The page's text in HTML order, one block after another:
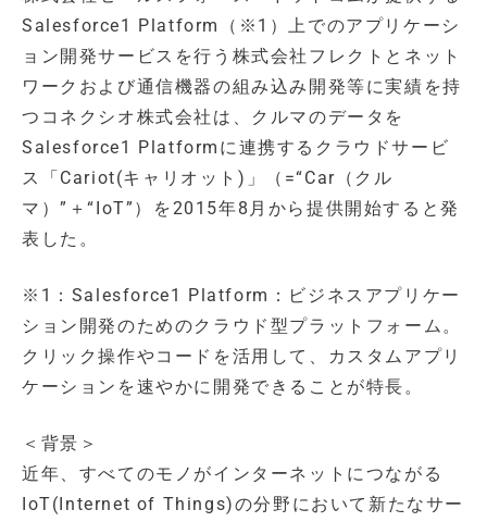
Salesforce1 Platform（※1）上でのアプリケーシ
ョン開発サービスを行う株式会社フレクトとネット
ワークおよび通信機器の組み込み開発等に実績を持
つコネクシオ株式会社は、クルマのデータを
Salesforce1 Platformに連携するクラウドサービ
ス「Cariot(キャリオット)」（=“Car（クル
マ）”＋“IoT”）を2015年8月から提供開始すると発
表した。
※1：Salesforce1 Platform：ビジネスアプリケー
ション開発のためのクラウド型プラットフォーム。
クリック操作やコードを活用して、カスタムアプリ
ケーションを速やかに開発できることが特長。
＜背景＞
近年、すべてのモノがインターネットにつながる
IoT(Internet of Things)の分野において新たなサー